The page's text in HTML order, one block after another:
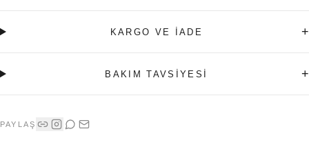
KARGO VE İADE +
BAKIM TAVSİYESİ +
PAYLAŞ